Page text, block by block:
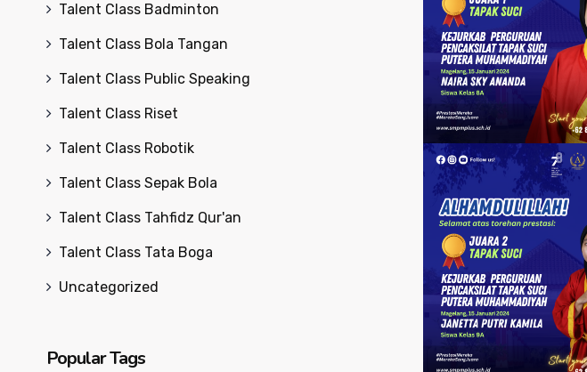
Talent Class Badminton
Talent Class Bola Tangan
Talent Class Public Speaking
Talent Class Riset
Talent Class Robotik
Talent Class Sepak Bola
Talent Class Tahfidz Qur'an
Talent Class Tata Boga
Uncategorized
Popular Tags